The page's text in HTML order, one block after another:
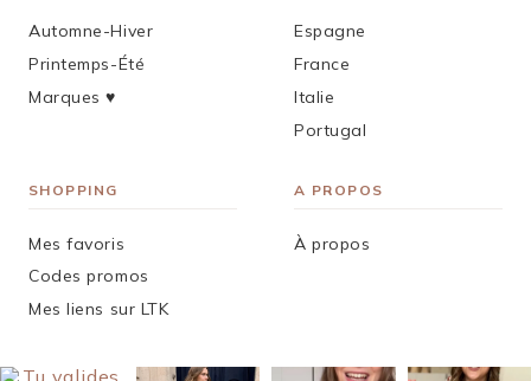
Automne-Hiver
Printemps-Été
Marques ♥︎
Espagne
France
Italie
Portugal
SHOPPING
Mes favoris
Codes promos
Mes liens sur LTK
A PROPOS
À propos